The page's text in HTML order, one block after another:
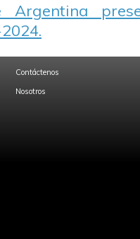
Argentina
Contáctenos
Nosotros